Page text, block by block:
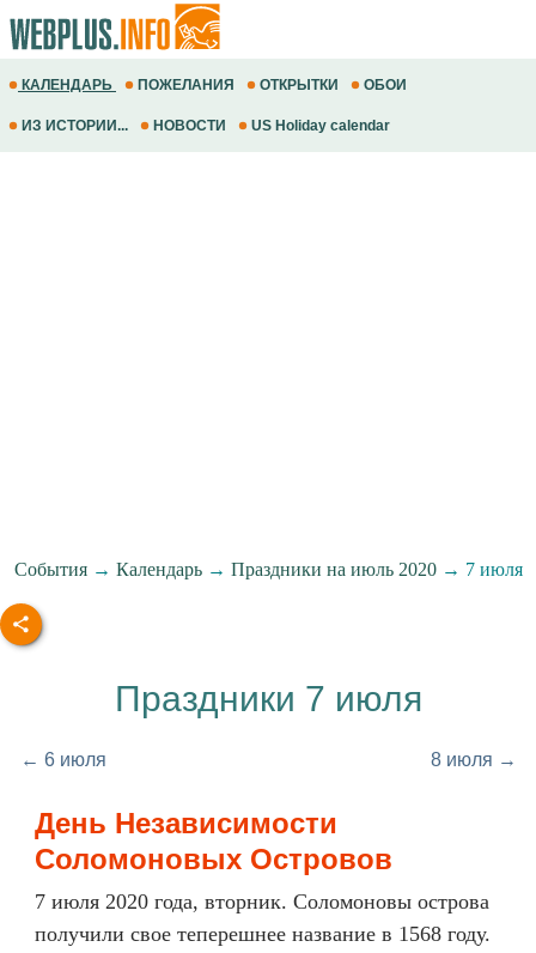
КАЛЕНДАРЬ ПОЖЕЛАНИЯ ОТКРЫТКИ ОБОИ
ИЗ ИСТОРИИ... НОВОСТИ US Holiday calendar
События→ Календарь→ Праздники на июль 2020→ 7 июля
Праздники 7 июля
← 6 июля 8 июля →
День Независимости
Соломоновых Островов
7 июля 2020 года, вторник. Соломоновы острова
получили свое теперешнее название в 1568 году.